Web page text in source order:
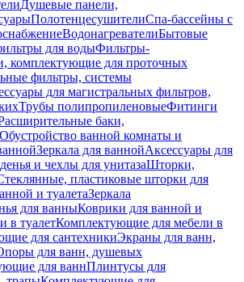
Душевые панели,
ПолотенцесушителиСпа-бассейны с
ВодонагревателиБытовые
для водыФильтры-
комплектующие для проточных
фильтры, системы
для магистральных фильтров,
Трубы полипропиленовыеФитинги
баки,
Обустройство ванной комнаты и
Зеркала для ваннойАксессуары для
и чехлы для унитазаШторки,
пластиковые шторки для
и туалетаЗеркала
для ванныКоврики для ванной и
в туалетКомплектующие для мебели в
для сантехникиЭкраны для ванн,
для ванн, душевых
для ваннПлинтусы для